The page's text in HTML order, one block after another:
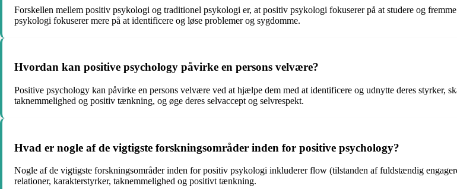
Forskellen mellem positiv psykologi og traditionel psykologi er, at positiv psykologi fokuserer på at studere og
psykologi fokuserer mere på at identificere og løse problemer og sygdomme.
Hvordan kan positive psychology påvirke en persons velvære?
Positive psychology kan påvirke en persons velvære ved at hjælpe dem med at identificere og udnytte deres
taknemmelighed og positiv tænkning, og øge deres selvaccept og selvrespekt.
Hvad er nogle af de vigtigste forskningsområder inden for positive psychology?
Nogle af de vigtigste forskningsområder inden for positiv psykologi inkluderer flow (tilstanden af fuldstændig
relationer, karakterstyrker, taknemmelighed og positivt tænkning.